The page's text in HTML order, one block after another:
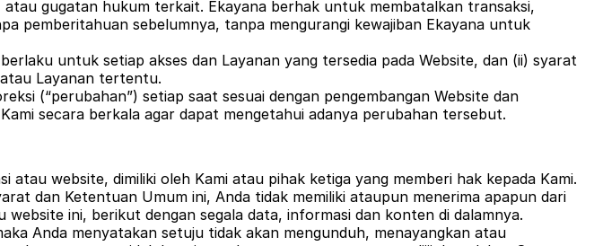
gugatan hukum terkait. Ekayana berhak untuk membatalkan transaksi,
pemberitahuan sebelumnya, tanpa mengurangi kewajiban Ekayana untuk
untuk setiap akses dan Layanan yang tersedia pada Website, dan (ii) syarat
Layanan tertentu.
(“perubahan”) setiap saat sesuai dengan pengembangan Website dan
secara berkala agar dapat mengetahui adanya perubahan tersebut.
website, dimiliki oleh Kami atau pihak ketiga yang memberi hak kepada Kami.
dan Ketentuan Umum ini, Anda tidak memiliki ataupun menerima apapun dari
ini, berikut dengan segala data, informasi dan konten di dalamnya.
Anda menyatakan setuju tidak akan mengunduh, menayangkan atau